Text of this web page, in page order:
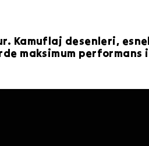
Kamuflaj desenleri,
maksimum performans